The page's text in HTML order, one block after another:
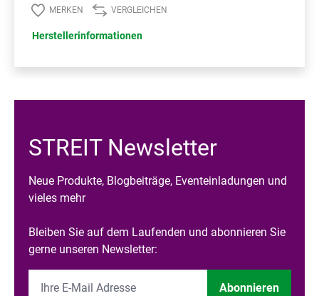
MERKEN VERGLEICHEN
Herstellerinformationen
STREIT Newsletter
Neue Produkte, Blogbeiträge, Eventeinladungen und
vieles mehr
Bleiben Sie auf dem Laufenden und abonnieren Sie
gerne unseren Newsletter:
Abonnieren